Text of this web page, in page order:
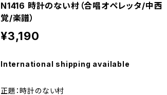
N1416 時計のない村（合唱オペレッタ/中西
覚/楽譜）
¥3,190
International shipping available
正題：時計のない村